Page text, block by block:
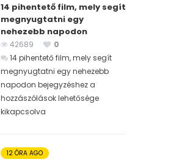
14 pihentető film, mely segít
megnyugtatni egy
nehezebb napodon
42689
0
14 pihentető film, mely segít
megnyugtatni egy nehezebb
napodon bejegyzéshez a
hozzászólások lehetősége
kikapcsolva
12 ÓRA AGO